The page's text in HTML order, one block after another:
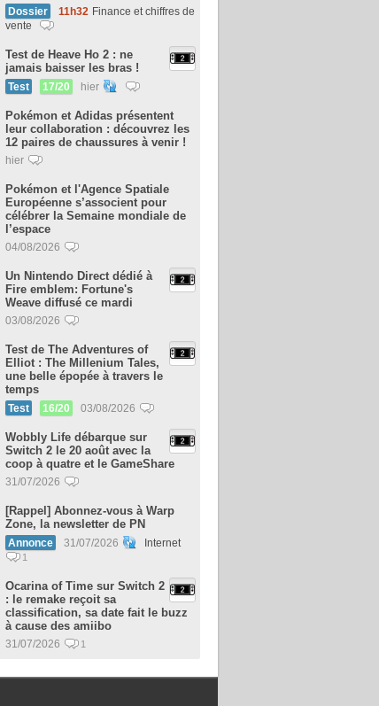
Dossier 11h32 Finance et chiffres de
vente
Test de Heave Ho 2 : ne
jamais baisser les bras !
Test 17/20 hier
Pokémon et Adidas présentent
leur collaboration : découvrez les
12 paires de chaussures à venir !
hier
Pokémon et l'Agence Spatiale
Européenne s’associent pour
célébrer la Semaine mondiale de
l’espace
04/08/2026
Un Nintendo Direct dédié à
Fire emblem: Fortune's
Weave diffusé ce mardi
03/08/2026
Test de The Adventures of
Elliot : The Millenium Tales,
une belle épopée à travers le
temps
Test 16/20 03/08/2026
Wobbly Life débarque sur
Switch 2 le 20 août avec la
coop à quatre et le GameShare
31/07/2026
[Rappel] Abonnez-vous à Warp
Zone, la newsletter de PN
Annonce 31/07/2026 Internet
1
Ocarina of Time sur Switch 2
: le remake reçoit sa
classification, sa date fait le buzz
à cause des amiibo
31/07/2026 1